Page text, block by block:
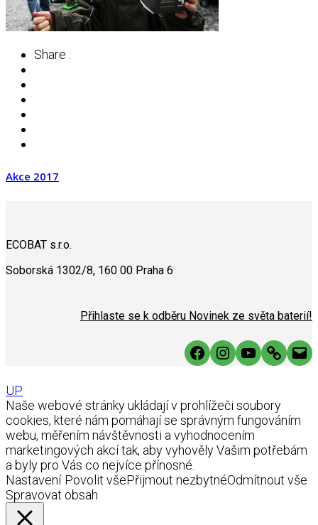
Share :
Akce 2017
ECOBAT s.r.o.
Soborská 1302/8, 160 00 Praha 6
Přihlaste se k odběru Novinek ze světa baterií!
Facebook
Instagram
YouTube
Link
UP
Naše webové stránky ukládají v prohlížeči soubory
cookies, které nám pomáhají se správným fungováním
webu, měřením návštěvnosti a vyhodnocením
marketingových akcí tak, aby vyhověly Vašim potřebám
a byly pro Vás co nejvíce přínosné.
Nastavení Povolit všePřijmout nezbytnéOdmítnout vše
Spravovat obsah